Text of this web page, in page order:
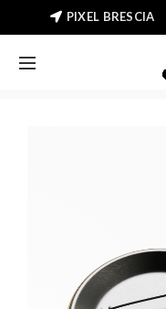
PIXEL BRESCIA